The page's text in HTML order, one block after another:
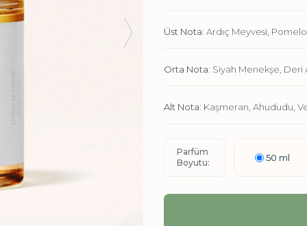
Üst Nota: Ardıç Meyvesi,
Orta Nota: Siyah Menekşe, Deri
Alt Nota: Kaşmeran, Ahududu,
Parfüm
Boyutu:
50 ml